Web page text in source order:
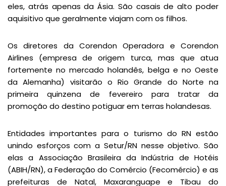
eles, atrás apenas da Ásia. São casais de alto poder
aquisitivo que geralmente viajam com os filhos.
Os diretores da Corendon Operadora e Corendon
Airlines (empresa de origem turca, mas que atua
fortemente no mercado holandês, belga e no Oeste
da Alemanha) visitarão o Rio Grande do Norte na
primeira quinzena de fevereiro para tratar da
promoção do destino potiguar em terras holandesas.
Entidades importantes para o turismo do RN estão
unindo esforços com a Setur/RN nesse objetivo. São
elas a Associação Brasileira da Indústria de Hotéis
(ABIH/RN), a Federação do Comércio (Fecomércio) e as
prefeituras de Natal, Maxaranguape e Tibau do